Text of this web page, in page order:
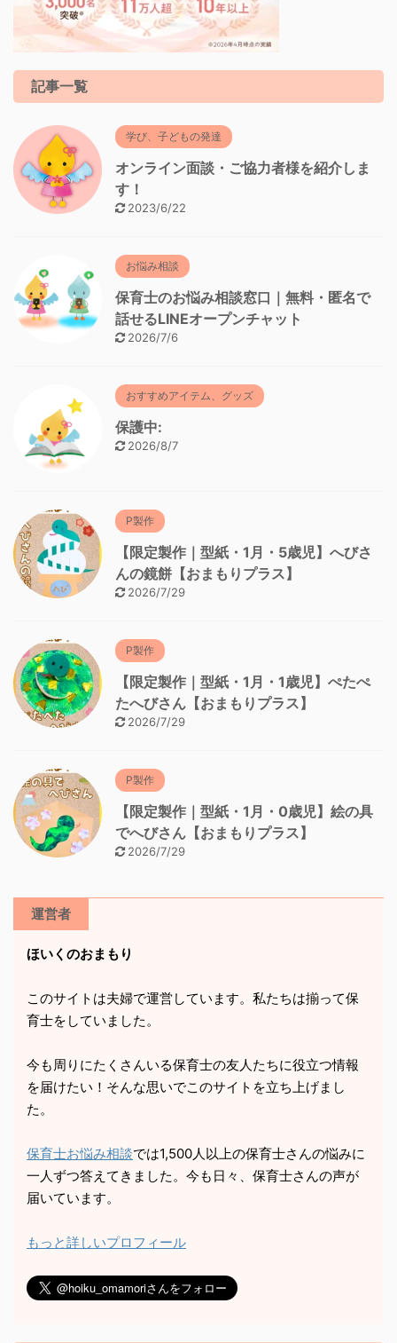
記事一覧
学び、子どもの発達
オンライン面談・ご協力者様を紹介しま
す！
2023/6/22
お悩み相談
保育士のお悩み相談窓口｜無料・匿名で
話せるLINEオープンチャット
2026/7/6
おすすめアイテム、グッズ
保護中:
2026/8/7
P製作
【限定製作｜型紙・1月・5歳児】へびさ
んの鏡餅【おまもりプラス】
2026/7/29
P製作
【限定製作｜型紙・1月・1歳児】ぺたぺ
たへびさん【おまもりプラス】
2026/7/29
P製作
【限定製作｜型紙・1月・0歳児】絵の具
でへびさん【おまもりプラス】
2026/7/29
運営者
ほいくのおまもり
このサイトは夫婦で運営しています。私たちは揃って保
育士をしていました。
今も周りにたくさんいる保育士の友人たちに役立つ情報
を届けたい！そんな思いでこのサイトを立ち上げまし
た。
保育士お悩み相談では1,500人以上の保育士さんの悩みに
一人ずつ答えてきました。今も日々、保育士さんの声が
届いています。
もっと詳しいプロフィール